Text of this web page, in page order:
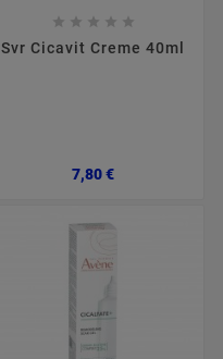
    
Svr Cicavit Creme 40ml
7,80 €Preço